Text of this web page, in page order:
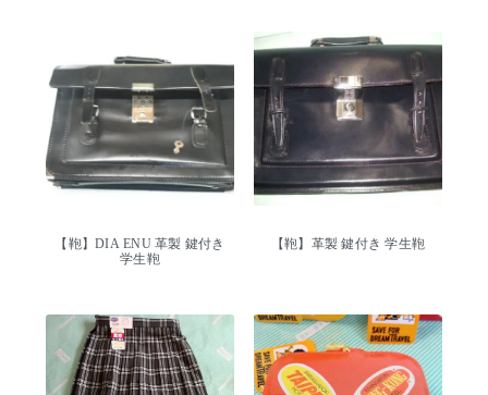
【鞄】DIA ENU 革製 鍵付き
学生鞄
【鞄】革製 鍵付き 学生鞄